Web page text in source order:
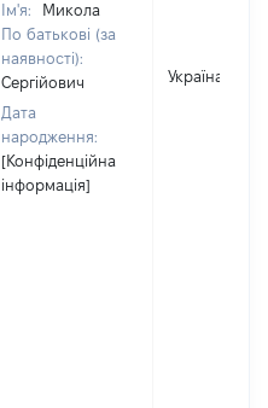
Ім'я:
Микола
По батькові (за
наявності):
Сергійович
Дата
народження:
[Конфіденційна
інформація]
Україна